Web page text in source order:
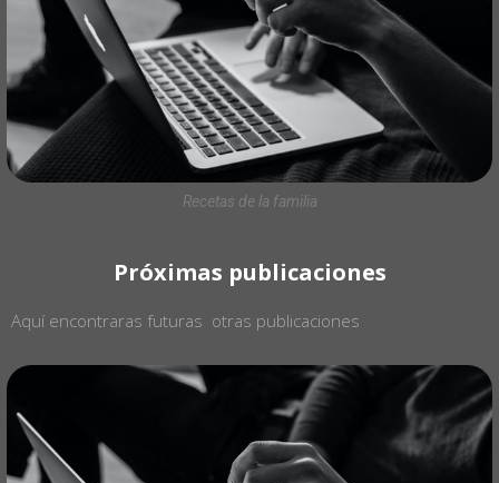
Recetas de la familia
Próximas publicaciones
Aquí encontraras futuras otras publicaciones